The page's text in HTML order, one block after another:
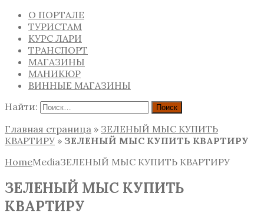
О ПОРТАЛЕ
ТУРИСТАМ
КУРС ЛАРИ
ТРАНСПОРТ
МАГАЗИНЫ
МАНИКЮР
ВИННЫЕ МАГАЗИНЫ
Найти:
Главная страница » ЗЕЛЕНЫЙ МЫС КУПИТЬ
КВАРТИРУ » ЗЕЛЕНЫЙ МЫС КУПИТЬ КВАРТИРУ
HomeMediaЗЕЛЕНЫЙ МЫС КУПИТЬ КВАРТИРУ
ЗЕЛЕНЫЙ МЫС КУПИТЬ
КВАРТИРУ